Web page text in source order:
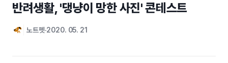
반려생활, '댕냥이 망한 사진' 콘테스트
노트펫 2020. 05. 21